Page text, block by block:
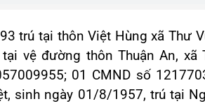
trú tại thôn Việt Hùng xã Thư
vệ đường thôn Thuận An, xã
01 CMND số
sinh ngày 01/8/1957, trú tại